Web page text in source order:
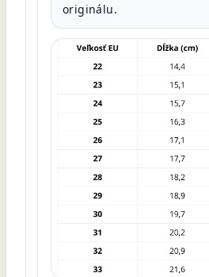
originálu.